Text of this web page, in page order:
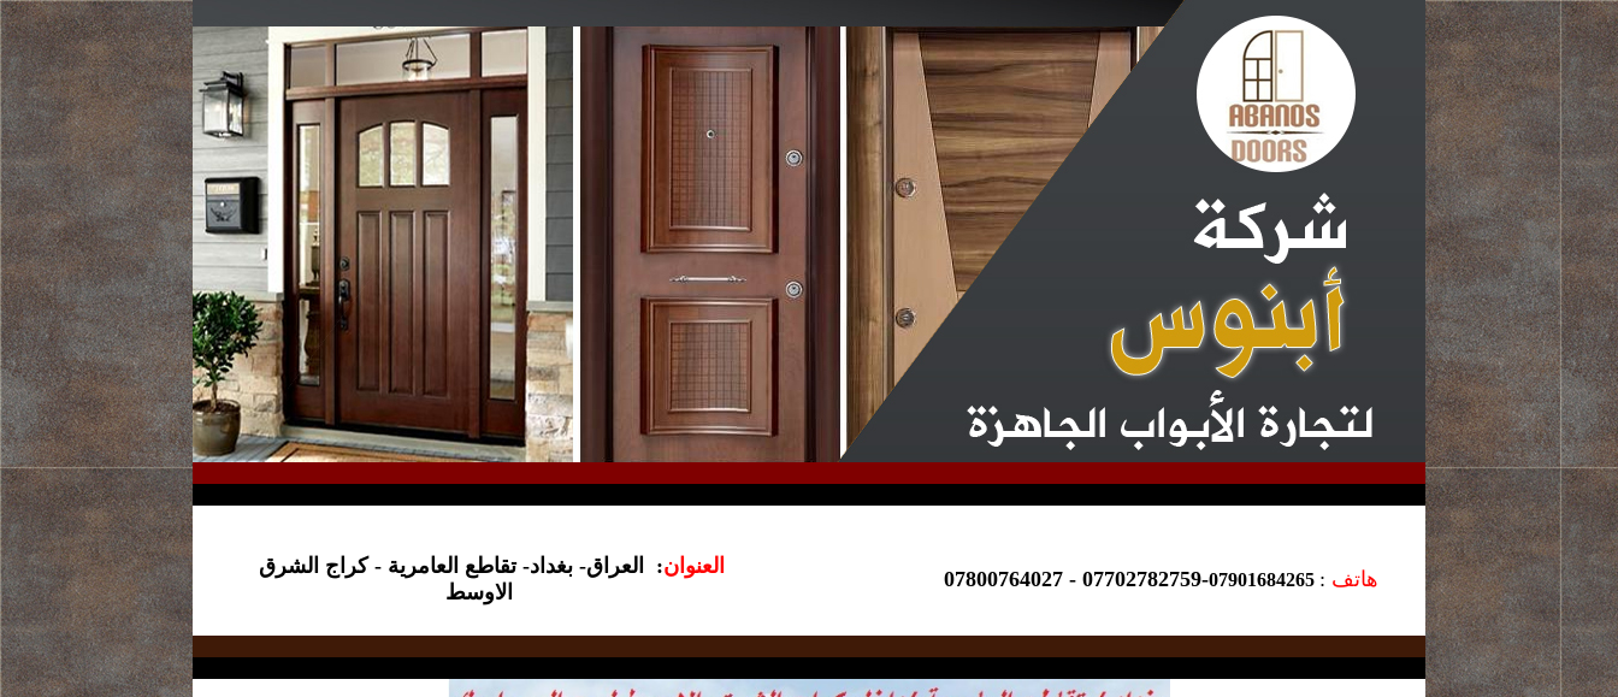
العنوان: العراق- بغداد- تقاطع العامرية - كراج الشرق
07800764027 - 07702782759-07901684265 : هاتف